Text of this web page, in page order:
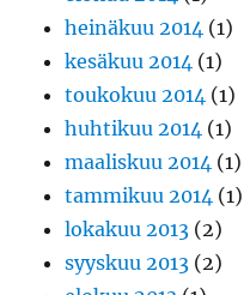
heinäkuu 2014 (1)
kesäkuu 2014 (1)
toukokuu 2014 (1)
huhtikuu 2014 (1)
maaliskuu 2014 (1)
tammikuu 2014 (1)
lokakuu 2013 (2)
syyskuu 2013 (2)